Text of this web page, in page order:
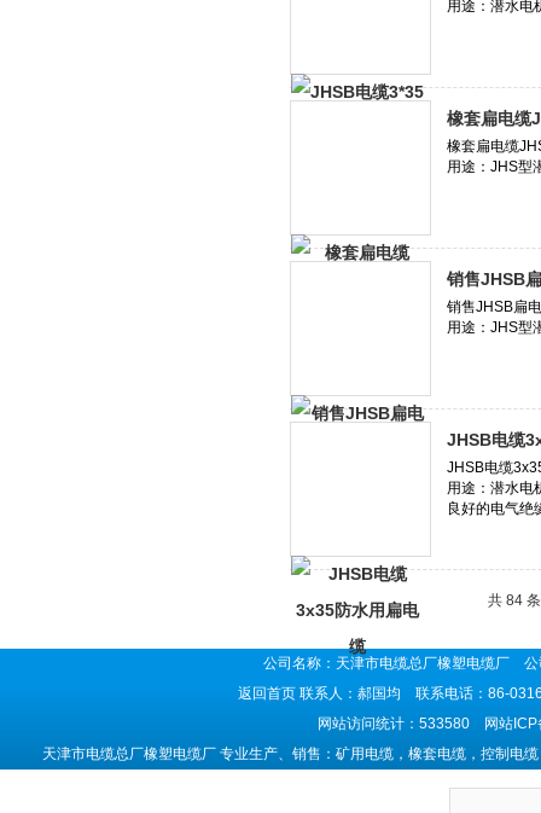
橡套扁电缆
销售JHSB
JHSB电缆
共 84
公司名称：天津市电缆总厂橡塑电缆厂
返回首页联系人：郝国均 联系电话：86-
网站访问统计：533580 网站ICP
天津市电缆总厂橡塑电缆厂 专业生产、销售：矿用电缆，橡套电缆，控制电